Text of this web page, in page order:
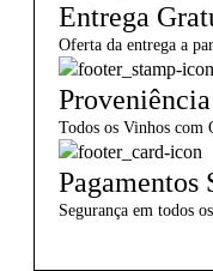
Entrega
Oferta da entrega a
Todos os Vinhos com
Pagamentos
Segurança em todos